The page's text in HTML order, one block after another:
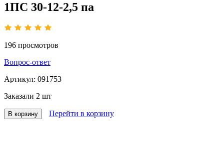
1ПС 30-12-2,5 па
196 просмотров
Вопрос-ответ
Артикул: 091753
Заказали 2 шт
В корзину Перейти в корзину